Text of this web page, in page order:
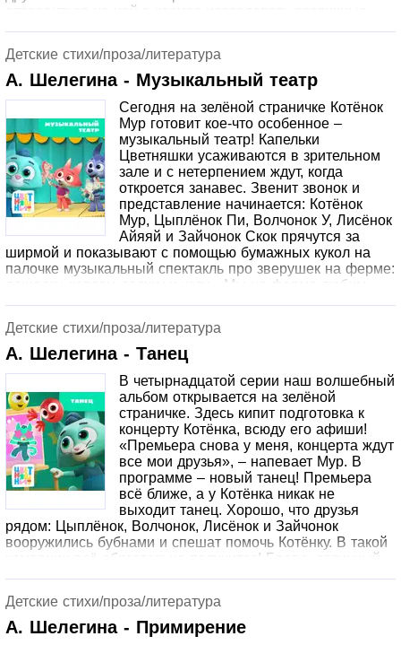
отправиться на ней в космос исследовать различные
как можно перейти от творческого занятия к
увлекательной сюжетно-ролевой игре. А родителям эта
серия подскажет хороший способ завершить детскую
игру без слез и обид.
Детские стихи/проза/литература
А. Шелегина - Музыкальный театр
Сегодня на зелёной страничке Котёнок
Мур готовит кое-что особенное –
музыкальный театр! Капельки
Цветняшки усаживаются в зрительном
зале и с нетерпением ждут, когда
откроется занавес. Звенит звонок и
представление начинается: Котёнок
Мур, Цыплёнок Пи, Волчонок У, Лисёнок
Айяяй и Зайчонок Скок прячутся за
ширмой и показывают с помощью бумажных кукол на
палочке музыкальный спектакль про зверушек на ферме:
лошадку, корову, овечку и козу. «Мы на ферме любим
восторженных зрителей. Эта серия знакомит детей с
таким культурным явлением как театр и правилами
поведения в нем. А еще подсказывает замечательную
идею для творческого досуга. Предложите малышу
поиграть в театр и смастерите вместе с ним персонажей
и необходимые декорации. Будет весело!
Детские стихи/проза/литература
А. Шелегина - Танец
В четырнадцатой серии наш волшебный
альбом открывается на зелёной
страничке. Здесь кипит подготовка к
концерту Котёнка, всюду его афиши!
«Премьера снова у меня, концерта ждут
все мои друзья», – напевает Мур. В
программе – новый танец! Премьера
всё ближе, а у Котёнка никак не
выходит танец. Хорошо, что друзья
рядом: Цыплёнок, Волчонок, Лисёнок и Зайчонок
вооружились бубнами и спешат помочь Котёнку. В такой
компании всё обязательно получится! Браво, отличный
перед этим не забудем помыть ручки.
Детские стихи/проза/литература
А. Шелегина - Примирение